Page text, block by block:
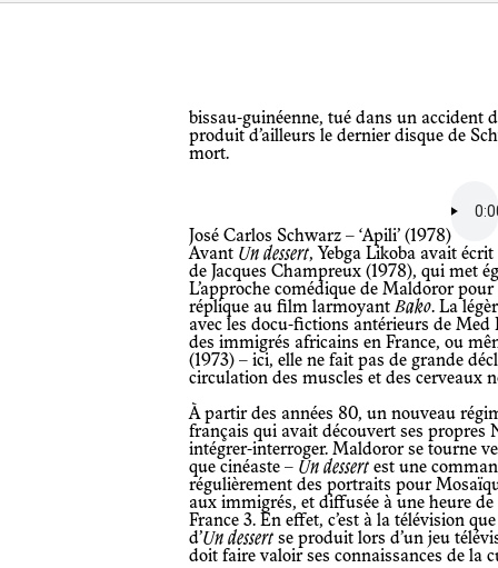
bissau-guinéenne, tué dans un accident d’avion à Cuba en 1977. Miriam Makeba
produit d’ailleurs le dernier disque de
mort.
José Carlos Schwarz – ‘Apili’ (1978)
Avant Un dessert, Yebga Likoba avait
de Jacques Champreux (1978), qui met
L’approche comédique de Maldoror pour
réplique au film larmoyantBako. La
avec les docu-fictions antérieurs de
des immigrés africains en France, ou
(1973) – ici, elle ne fait pas de grande
circulation des muscles et des cerveaux
À partir des années 80, un nouveau régime de représentation est en place. L’état
français qui avait découvert ses propres
intégrer-interroger. Maldoror se tourne
que cinéaste – Un dessert est une
régulièrement des portraits pour
aux immigrés, et diffusée à une heure
France 3. En effet, c’est à la télévision
d’Un dessert se produit lors d’un jeu
doit faire valoir ses connaissances de la